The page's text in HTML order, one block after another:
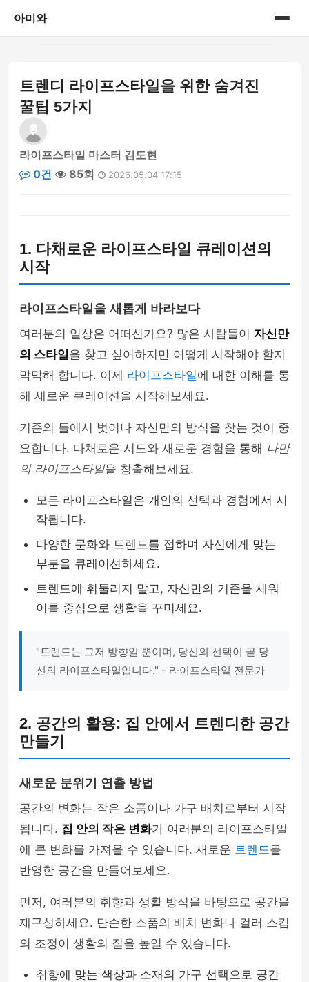
아미와
게시판
트렌디 라이프스타일을 위한 숨겨진
꿀팁 5가지
라이프스타일 마스터 김도현
0건
85회 2026.05.04 17:15
1. 다채로운 라이프스타일 큐레이션의
시작
라이프스타일을 새롭게 바라보다
여러분의 일상은 어떠신가요? 많은 사람들이 자신만
의 스타일을 찾고 싶어하지만 어떻게 시작해야 할지
막막해 합니다. 이제 라이프스타일에 대한 이해를 통
해 새로운 큐레이션을 시작해보세요.
기존의 틀에서 벗어나 자신만의 방식을 찾는 것이 중
요합니다. 다채로운 시도와 새로운 경험을 통해 나만
의 라이프스타일을 창출해보세요.
모든 라이프스타일은 개인의 선택과 경험에서 시
작됩니다.
다양한 문화와 트렌드를 접하며 자신에게 맞는
부분을 큐레이션하세요.
트렌드에 휘둘리지 말고, 자신만의 기준을 세워
이를 중심으로 생활을 꾸미세요.
"트렌드는 그저 방향일 뿐이며, 당신의 선택이 곧 당
신의 라이프스타일입니다." - 라이프스타일 전문가
2. 공간의 활용: 집 안에서 트렌디한 공간
만들기
새로운 분위기 연출 방법
공간의 변화는 작은 소품이나 가구 배치로부터 시작
됩니다. 집 안의 작은 변화가 여러분의 라이프스타일
에 큰 변화를 가져올 수 있습니다. 새로운 트렌드를
반영한 공간을 만들어보세요.
먼저, 여러분의 취향과 생활 방식을 바탕으로 공간을
재구성하세요. 단순한 소품의 배치 변화나 컬러 스킴
의 조정이 생활의 질을 높일 수 있습니다.
취향에 맞는 색상과 소재의 가구 선택으로 공간